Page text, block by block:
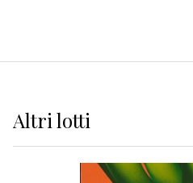
Altrilotti